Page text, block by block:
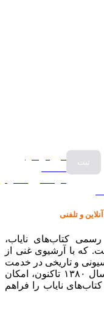
فروش انواع
و تلفنی
کتاب‌های نایاب،
که با آرشیوی غنی از
و تاریخی در خدمت
دوست‌داران فرهنگ و ادب هستیم ما از سال ۱۳۸۰ تاکنون، امکان
نایاب را فراهم